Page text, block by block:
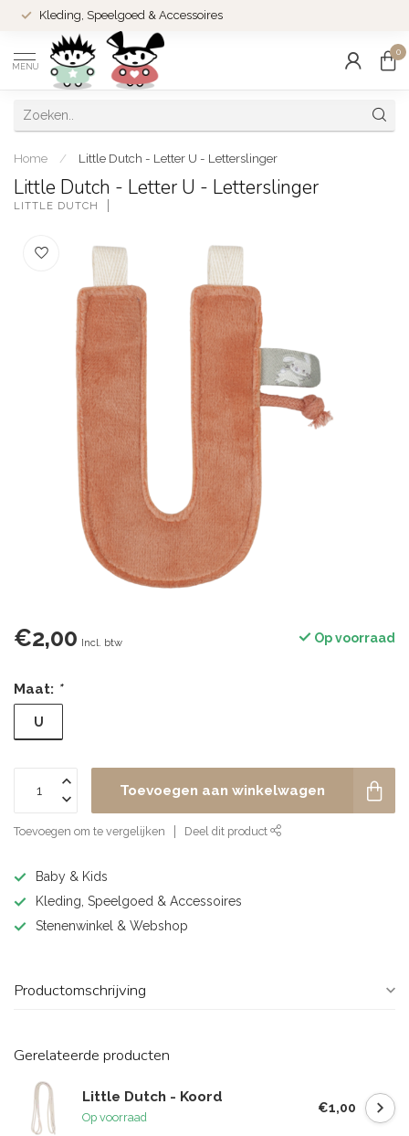
Kleding, Speelgoed & Accessoires
MENU
0
Home / Little Dutch - Letter U - Letterslinger
Little Dutch - Letter U - Letterslinger
LITTLE DUTCH
€2,00 Incl. btw Op voorraad
Maat: *
U
Toevoegen aan winkelwagen
Toevoegen om te vergelijken Deel dit product
Baby & Kids
Kleding, Speelgoed & Accessoires
Stenenwinkel & Webshop
Productomschrijving
Gerelateerde producten
Little Dutch - Koord
Op voorraad
€1,00